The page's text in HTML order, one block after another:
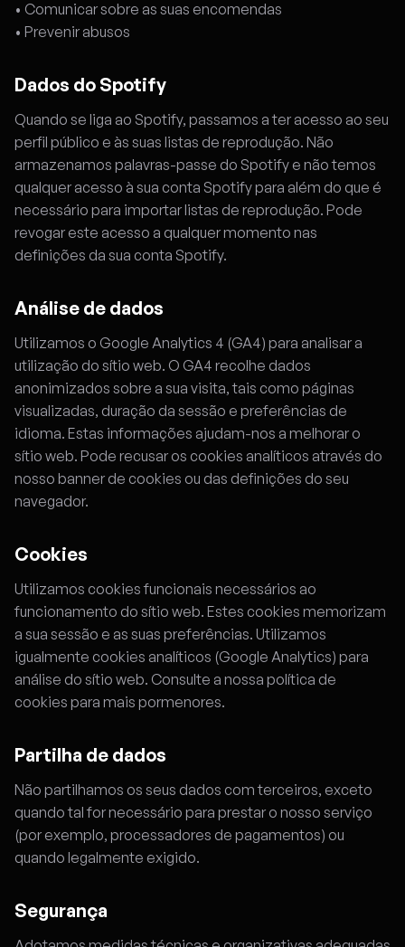
• Comunicar sobre as suas encomendas
• Prevenir abusos
Dados do Spotify
Quando se liga ao Spotify, passamos a ter acesso ao seu
perfil público e às suas listas de reprodução. Não
armazenamos palavras-passe do Spotify e não temos
qualquer acesso à sua conta Spotify para além do que é
necessário para importar listas de reprodução. Pode
revogar este acesso a qualquer momento nas
definições da sua conta Spotify.
Análise de dados
Utilizamos o Google Analytics 4 (GA4) para analisar a
utilização do sítio web. O GA4 recolhe dados
anonimizados sobre a sua visita, tais como páginas
visualizadas, duração da sessão e preferências de
idioma. Estas informações ajudam-nos a melhorar o
sítio web. Pode recusar os cookies analíticos através do
nosso banner de cookies ou das definições do seu
navegador.
Cookies
Utilizamos cookies funcionais necessários ao
funcionamento do sítio web. Estes cookies memorizam
a sua sessão e as suas preferências. Utilizamos
igualmente cookies analíticos (Google Analytics) para
análise do sítio web. Consulte a nossa política de
cookies para mais pormenores.
Partilha de dados
Não partilhamos os seus dados com terceiros, exceto
quando tal for necessário para prestar o nosso serviço
(por exemplo, processadores de pagamentos) ou
quando legalmente exigido.
Segurança